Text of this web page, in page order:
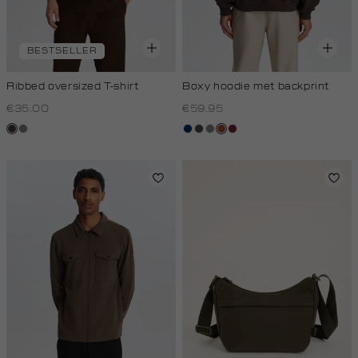
BESTSELLER
Ribbed oversized T-shirt
€35.00
chocomiddengrijs
Boxy hoodie met backprint
€59.95
donkerblauw
donkergrijs
middengrijs
bruinbordeaux